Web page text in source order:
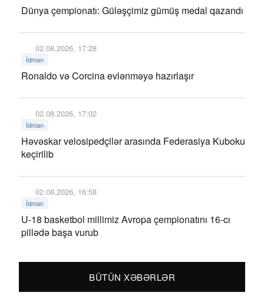
Dünya çempionatı: Güləşçimiz gümüş medal qazandı
02.08.2026, 17:28
İdman
Ronaldo və Corcina evlənməyə hazırlaşır
02.08.2026, 17:02
İdman
Həvəskar velosipedçilər arasında Federasiya Kuboku
keçirilib
02.08.2026, 16:58
İdman
U-18 basketbol millimiz Avropa çempionatını 16-cı
pillədə başa vurub
BÜTÜN XƏBƏRLƏR